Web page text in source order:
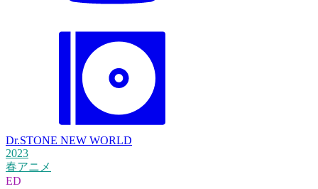
Dr.STONE NEW WORLD
2023
春アニメ
ED